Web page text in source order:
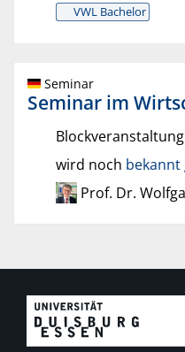
VWL Bachelor
Seminar
Seminar im
Blockveranstaltung
wird noch bekannt
Prof. Dr.